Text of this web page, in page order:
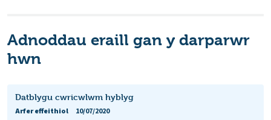
Adnoddau eraill gan y darparwr
hwn
Datblygu cwricwlwm hyblyg
Arfer effeithiol
10/07/2020